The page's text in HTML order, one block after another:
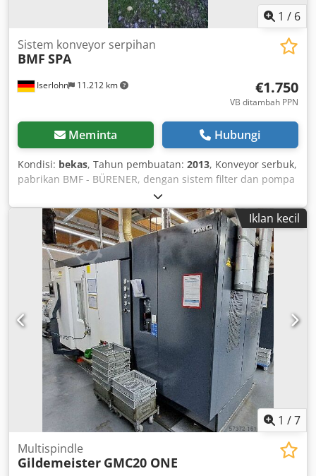
1 / 6
Iserlohn 11.212 km
Sistem konveyor serpihan
BMF SPA
€1.750
VB ditambah PPN
Meminta Hubungi
Kondisi: bekas, Tahun pembuatan: 2013, Konveyor serbuk,
pabrikan BMF - BÜRENER, dengan sistem filter dan pompa
tekanan tinggi. Dimensi konveyor serbuk: Lebar leher: 600
mm, tinggi leher: 200 mm, panjang konveyor: 3000 mm.
Csdeiicnkjpfx Ai Seha
Iklan kecil
1 /7
Multispindle
Gildemeister GMC20 ONE